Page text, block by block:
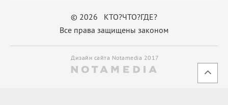
© 2026 КТО?ЧТО?ГДЕ?
Все права защищены законом
Дизайн сайта Notamedia 2017